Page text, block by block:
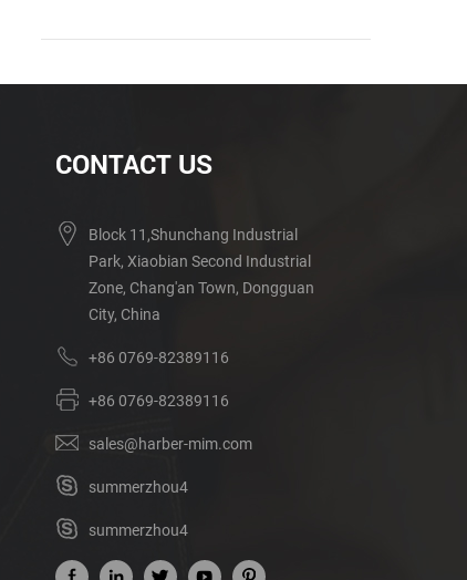
CONTACT US
Block 11,Shunchang Industrial
Park, Xiaobian Second Industrial
Zone, Chang'an Town, Dongguan
City, China
+86 0769-82389116
+86 0769-82389116
sales@harber-mim.com
summerzhou4
summerzhou4